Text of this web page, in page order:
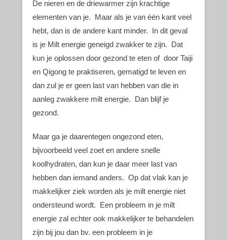
De nieren en de driewarmer zijn krachtige
elementen van je. Maar als je van één kant veel
hebt, dan is de andere kant minder. In dit geval
is je Milt energie geneigd zwakker te zijn. Dat
kun je oplossen door gezond te eten of door Taiji
en Qigong te praktiseren, gematigd te leven en
dan zul je er geen last van hebben van die in
aanleg zwakkere milt energie. Dan blijf je
gezond.
Maar ga je daarentegen ongezond eten,
bijvoorbeeld veel zoet en andere snelle
koolhydraten, dan kun je daar meer last van
hebben dan iemand anders. Op dat vlak kan je
makkelijker ziek worden als je milt energie niet
ondersteund wordt. Een probleem in je milt
energie zal echter ook makkelijker te behandelen
zijn bij jou dan bv. een probleem in je